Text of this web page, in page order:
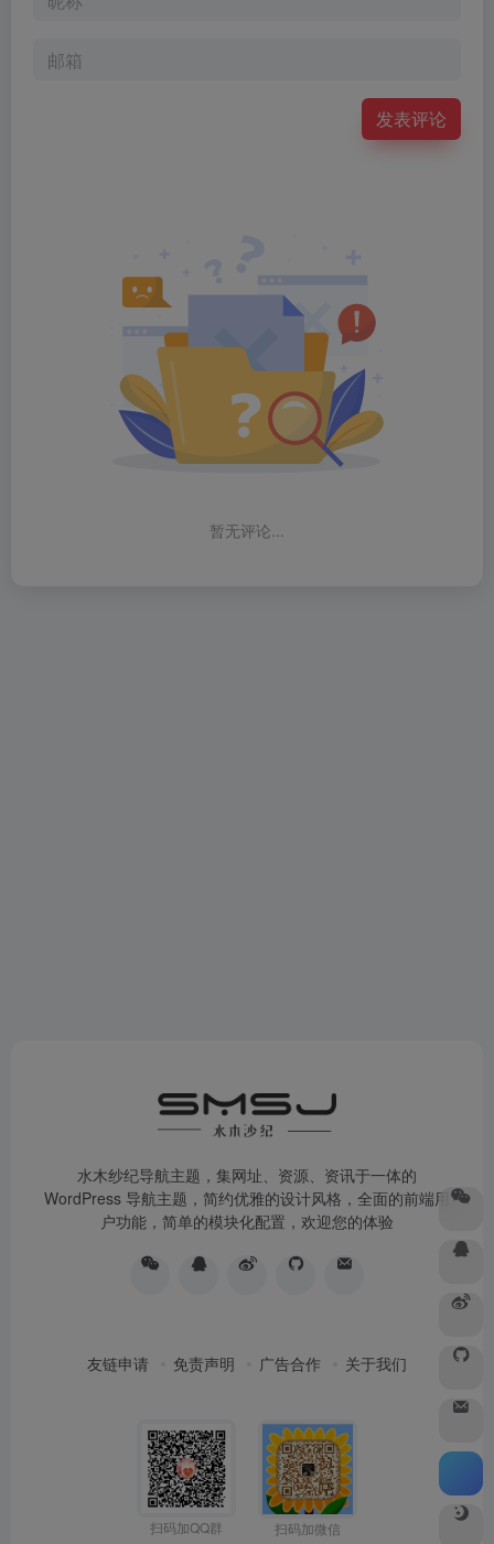
发表评论
暂无评论...
水木纱纪导航主题，集网址、资源、资讯于一体的
WordPress 导航主题，简约优雅的设计风格，全面的前端用
户功能，简单的模块化配置，欢迎您的体验
友链申请 免责声明 广告合作 关于我们
扫码加QQ群 扫码加微信